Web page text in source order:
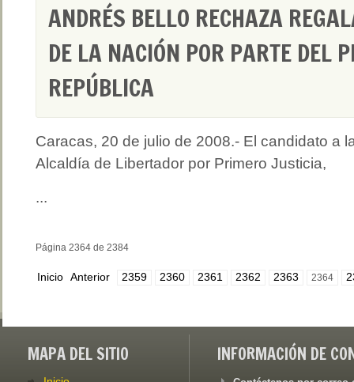
ANDRÉS BELLO RECHAZA
DE LA NACIÓN POR PARTE DEL
REPÚBLICA
Caracas, 20 de julio de 2008.- El candidato a
Alcaldía de Libertador por Primero Justicia,
...
Página 2364 de 2384
Inicio Anterior 2359 2360 2361 2362 2363 2364
MAPA DEL SITIO INFORMACIÓN DE